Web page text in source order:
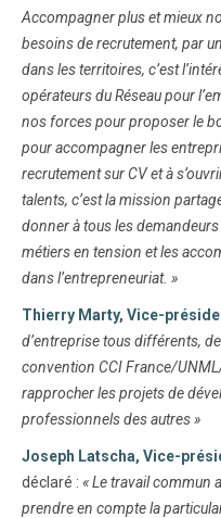
Accompagner plus et mieux
besoins de recrutement, par
dans les territoires, c’est
opérateurs du Réseau pour
nos forces pour proposer le
pour accompagner les
recrutement sur CV et à
talents, c’est la mission
donner à tous les
métiers en tension et les
dans l’entrepreneuriat. »
Thierry Marty, Vice-
d’entreprise tous différents,
convention CCI France/
rapprocher les projets de
professionnels des autres »
Joseph Latscha, Vice-
déclaré : « Le travail commun
prendre en compte la